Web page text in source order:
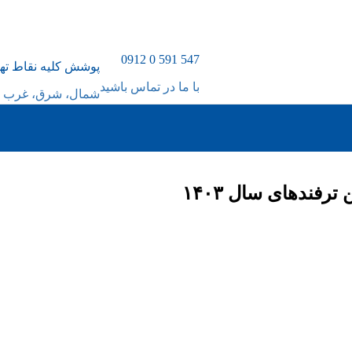
547 591 0 0912
با ما در تماس باشید
پوشش کلیه نقاط
شمال، شرق، غرب
سال ۱۴۰۳